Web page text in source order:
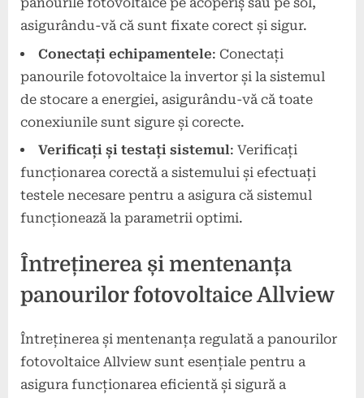
asigurându-vă că sunt fixate corect și sigur.
Conectați echipamentele: Conectați
panourile fotovoltaice la invertor și la sistemul
de stocare a energiei, asigurându-vă că toate
conexiunile sunt sigure și corecte.
Verificați și testați sistemul: Verificați
funcționarea corectă a sistemului și efectuați
testele necesare pentru a asigura că sistemul
funcționează la parametrii optimi.
Întreținerea și mentenanța
panourilor fotovoltaice Allview
Întreținerea și mentenanța regulată a panourilor
fotovoltaice Allview sunt esențiale pentru a
asigura funcționarea eficientă și sigură a